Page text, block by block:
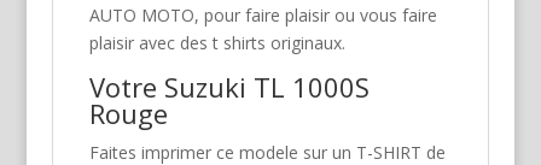
AUTO MOTO, pour faire plaisir ou vous faire
plaisir avec des t shirts originaux.
Votre Suzuki TL 1000S
Rouge
Faites imprimer ce modele sur un T-SHIRT de